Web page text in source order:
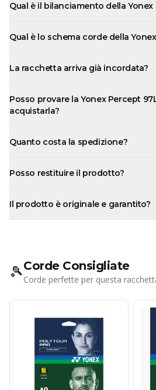
Qual è il bilanciamento della Yonex
Qual è lo schema corde della
La racchetta arriva già incordata?
Posso provare la Yonex Percept
acquistarla?
Quanto costa la spedizione?
Posso restituire il prodotto?
Il prodotto è originale e garantito?
🎾Corde Consigliate
Corde perfette per questa